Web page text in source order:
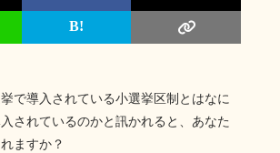
で導入されている小選挙区制とはなに
されているのかと訊かれると、あなた
ますか？